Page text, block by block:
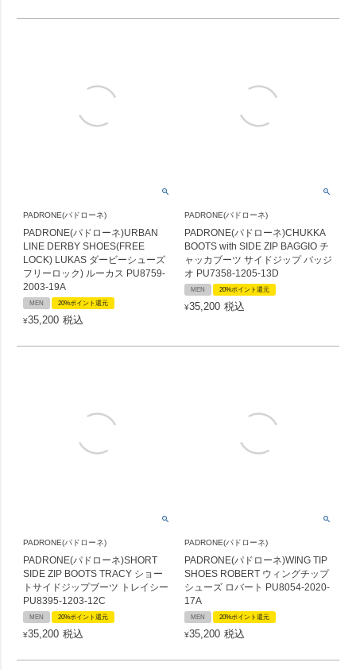
PADRONE(パドローネ)
PADRONE(パドローネ)URBAN
LINE DERBY SHOES(FREE
LOCK) LUKAS ダービーシューズ
フリーロック) ルーカス PU8759-
2003-19A
MEN 20%ポイント還元
¥35,200 税込
PADRONE(パドローネ)
PADRONE(パドローネ)CHUKKA
BOOTS with SIDE ZIP BAGGIO チ
ャッカブーツ サイドジップ バッジ
オ PU7358-1205-13D
MEN 20%ポイント還元
¥35,200 税込
PADRONE(パドローネ)
PADRONE(パドローネ)SHORT
SIDE ZIP BOOTS TRACY ショー
トサイドジップブーツ トレイシー
PU8395-1203-12C
MEN 20%ポイント還元
¥35,200 税込
PADRONE(パドローネ)
PADRONE(パドローネ)WING TIP
SHOES ROBERT ウィングチップ
シューズ ロバート PU8054-2020-
17A
MEN 20%ポイント還元
¥35,200 税込